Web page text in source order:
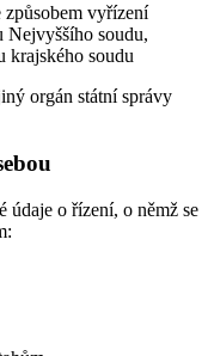
způsobem vyřízení
Nejvyššího soudu,
krajského soudu
orgán státní správy
údaje o řízení, o němž se